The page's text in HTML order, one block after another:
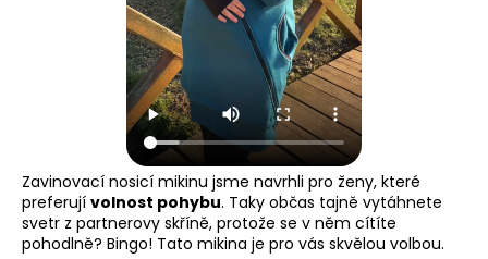
Zavinovací nosicí mikinu jsme navrhli pro ženy, které
preferují volnost pohybu. Taky občas tajně vytáhnete
svetr z partnerovy skříně, protože se v něm cítíte
pohodlně? Bingo! Tato mikina je pro vás skvělou volbou.